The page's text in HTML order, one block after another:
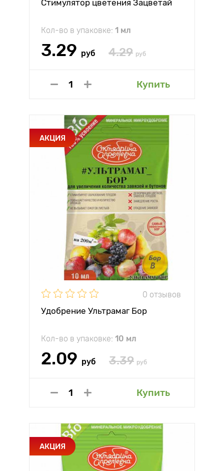
Стимулятор цветения Зацветай
Кол-во в упаковке: 1 мл
3.29 руб 4.29 руб
Купить
АКЦИЯ
0 отзывов
Удобрение Ультрамаг Бор
Кол-во в упаковке: 10 мл
2.09 руб 3.39 руб
Купить
АКЦИЯ